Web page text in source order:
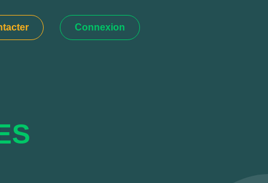
Connexion